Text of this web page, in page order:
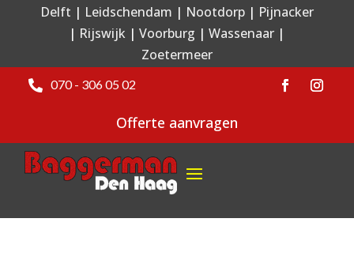
Delft | Leidschendam | Nootdorp| Pijnacker
| Rijswijk |Voorburg |Wassenaar |
Zoetermeer
 070 - 306 05 02
Offerte aanvragen